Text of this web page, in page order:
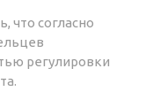
что согласно
регулировки